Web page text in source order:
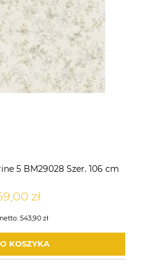
5 BM29028 Szer. 106 cm
zł
543,90 zł
KOSZYKA